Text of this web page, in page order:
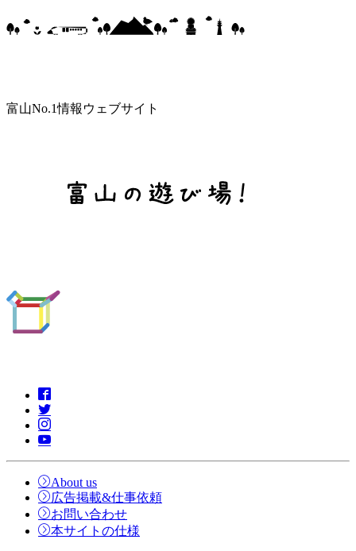
富山No.1情報ウェブサイト
About us
広告掲載&仕事依頼
お問い合わせ
本サイトの仕様